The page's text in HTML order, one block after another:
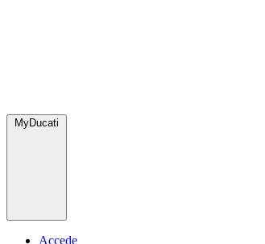
MyDucati
Accede